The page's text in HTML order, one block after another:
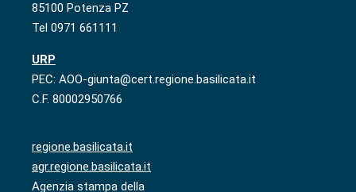
85100 Potenza PZ
Tel 0971 661111
URP
PEC: AOO-giunta@cert.regione.basilicata.it
C.F. 80002950766
regione.basilicata.it
agr.regione.basilicata.it
Agenzia stampa della